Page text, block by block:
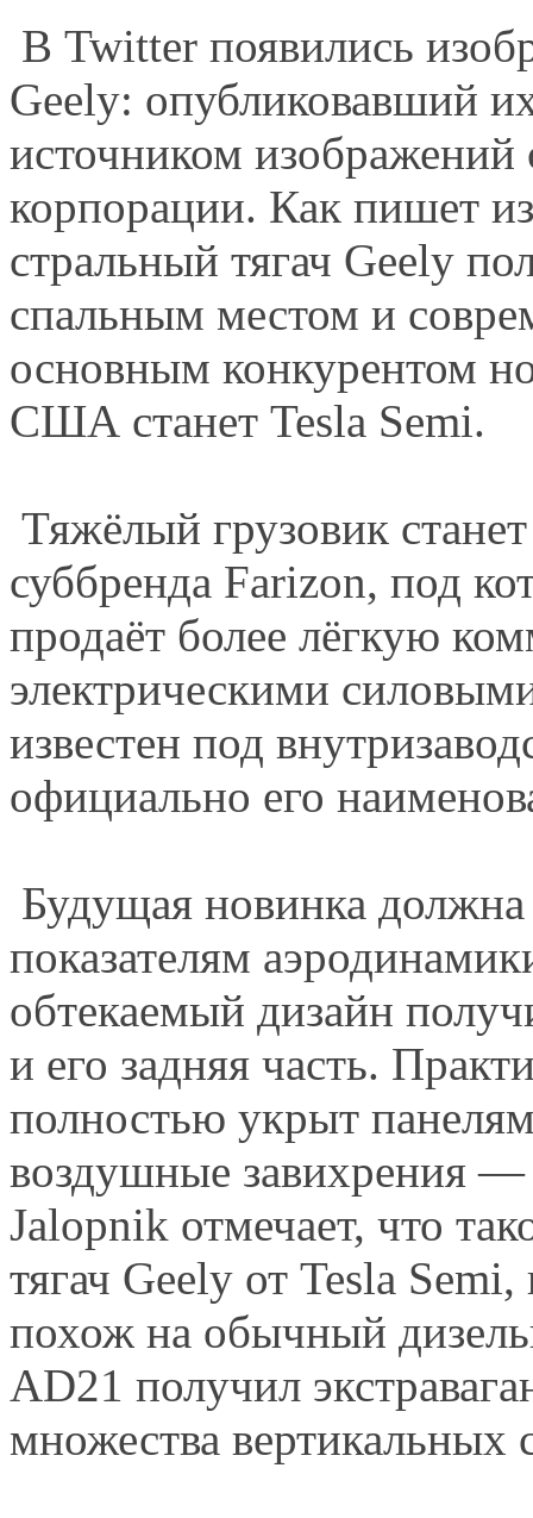
В Twitter появились
Geely: опублико­вавший
источником изображений
корпорации. Как пишет
стральный тягач Geely
спальным местом и
основным конкурентом
США станет Tesla Semi.
Тяжёлый грузовик
суббренда Farizon, под
продаёт более лёгкую
электриче­скими
известен под
официально его
Будущая новинка должна
показателям
обтекаемый дизайн
и его задняя часть.
полностью укрыт
воздушные завихрения —
Jalopnik отмечает, что
тягач Geely от Tesla
похож на обычный
AD21 получил
множества вертикаль­ных